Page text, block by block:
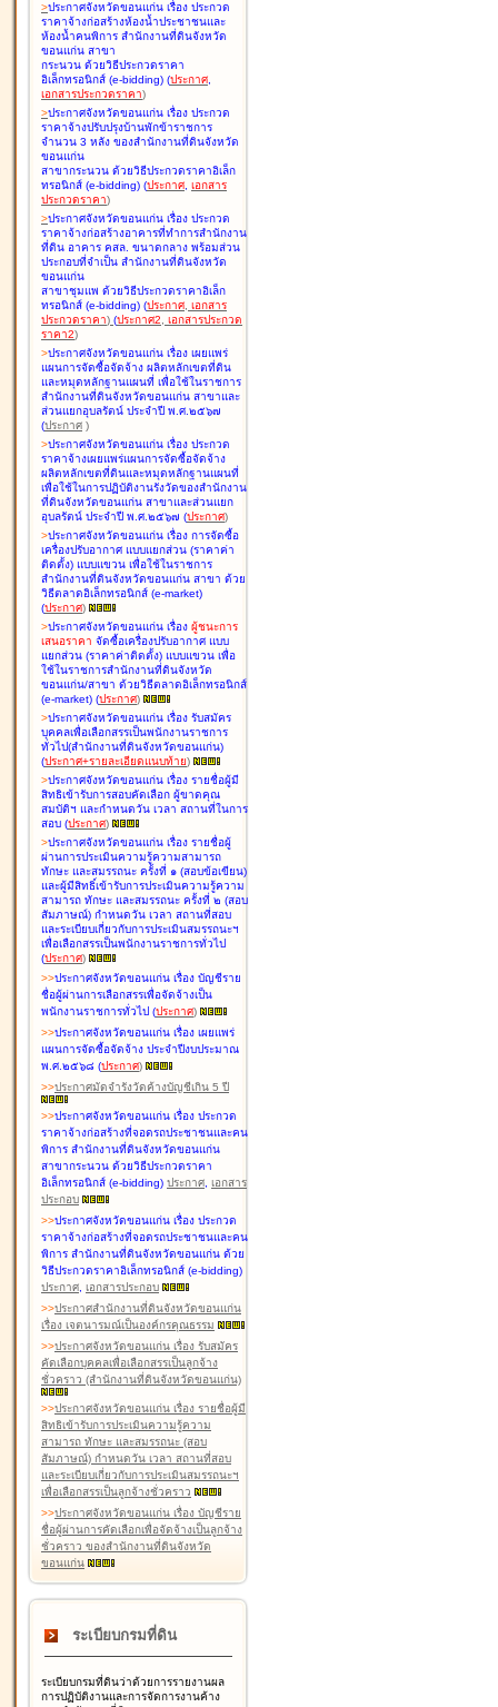
>ประกาศจังหวัดขอนแก่น เรื่อง ประกวด
ราคาจ้างก่อสร้างห้องน้ำประชาชนและ
ห้องน้ำคนพิการ สำนักงานที่ดินจังหวัด
ขอนแก่น สาขา
กระนวน ด้วยวิธีประกวดราคา
อิเล็กทรอนิกส์ (e-bidding) (ประกาศ,
เอกสารประกวดราคา)
>ประกาศจังหวัดขอนแก่น เรื่อง ประกวด
ราคาจ้างปรับปรุงบ้านพักข้าราชการ
จำนวน 3 หลัง ของสำนักงานที่ดินจังหวัด
ขอนแก่น
สาขากระนวน ด้วยวิธีประกวดราคาอิเล็ก
ทรอนิกส์ (e-bidding) (ประกาศ, เอกสาร
ประกวดราคา)
>ประกาศจังหวัดขอนแก่น เรื่อง ประกวด
ราคาจ้างก่อสร้างอาคารที่ทำการสำนักงาน
ที่ดิน อาคาร คสล. ขนาดกลาง พร้อมส่วน
ประกอบที่จำเป็น สำนักงานที่ดินจังหวัด
ขอนแก่น
สาขาชุมแพ ด้วยวิธีประกวดราคาอิเล็ก
ทรอนิกส์ (e-bidding) (ประกาศ, เอกสาร
ประกวดราคา) (ประกาศ2, เอกสารประกวด
ราคา2)
>ประกาศจังหวัดขอนแก่น เรื่อง เผยแพร่
แผนการจัดซื้อจัดจ้าง ผลิตหลักเขตที่ดิน
และหมุดหลักฐานแผนที่ เพื่อใช้ในราชการ
สำนักงานที่ดินจังหวัดขอนแก่น สาขาและ
ส่วนแยกอุบลรัตน์ ประจำปี พ.ศ.๒๕๖๗
(ประกาศ )
>ประกาศจังหวัดขอนแก่น เรื่อง ประกวด
ราคาจ้างเผยแพร่แผนการจัดซื้อจัดจ้าง
ผลิตหลักเขตที่ดินและหมุดหลักฐานแผนที่
เพื่อใช้ในการปฏิบัติงานรังวัดของสำนักงาน
ที่ดินจังหวัดขอนแก่น สาขาและส่วนแยก
อุบลรัตน์ ประจำปี พ.ศ.๒๕๖๗ (ประกาศ)
>ประกาศจังหวัดขอนแก่น เรื่อง การจัดซื้อ
เครื่องปรับอากาศ แบบแยกส่วน (ราคาค่า
ติดตั้ง) แบบแขวน เพื่อใช้ในราชการ
สำนักงานที่ดินจังหวัดขอนแก่น สาขา ด้วย
วิธีตลาดอิเล็กทรอนิกส์ (e-market)
(ประกาศ)
>ประกาศจังหวัดขอนแก่น เรื่อง ผู้ชนะการ
เสนอราคา จัดซื้อเครื่องปรับอากาศ แบบ
แยกส่วน (ราคาค่าติดตั้ง) แบบแขวน เพื่อ
ใช้ในราชการสำนักงานที่ดินจังหวัด
ขอนแก่น/สาขา ด้วยวิธีตลาดอิเล็กทรอนิกส์
(e-market) (ประกาศ)
>ประกาศจังหวัดขอนแก่น เรื่อง รับสมัคร
บุคคลเพื่อเลือกสรรเป็นพนักงานราชการ
ทั่วไป(สำนักงานที่ดินจังหวัดขอนแก่น)
(ประกาศ+รายละเอียดแนบท้าย)
>ประกาศจังหวัดขอนแก่น เรื่อง รายชื่อผู้มี
สิทธิเข้ารับการสอบคัดเลือก ผู้ขาดคุณ
สมบัติฯ และกำหนดวัน เวลา สถานที่ในการ
สอบ (ประกาศ)
>ประกาศจังหวัดขอนแก่น เรื่อง รายชื่อผู้
ผ่านการประเมินความรู้ความสามารถ
ทักษะ และสมรรถนะ ครั้งที่ ๑ (สอบข้อเขียน)
และผู้มีสิทธิ์เข้ารับการประเมินความรู้ความ
สามารถ ทักษะ และสมรรถนะ ครั้งที่ ๒ (สอบ
สัมภาษณ์) กำหนดวัน เวลา สถานที่สอบ
และระเบียบเกี่ยวกับการประเมินสมรรถนะฯ
เพื่อเลือกสรรเป็นพนักงานราชการทั่วไป
(ประกาศ)
>>ประกาศจังหวัดขอนแก่น เรื่อง บัญชีราย
ชื่อผู้ผ่านการเลือกสรรเพื่อจัดจ้างเป็น
พนักงานราชการทั่วไป (ประกาศ)
>>ประกาศจังหวัดขอนแก่น เรื่อง เผยแพร่
แผนการจัดซื้อจัดจ้าง ประจำปีงบประมาณ
พ.ศ.๒๕๖๘ (ประกาศ)
>>ประกาศมัดจำรังวัดค้างบัญชีเกิน 5 ปี
>>ประกาศจังหวัดขอนแก่น เรื่อง ประกวด
ราคาจ้างก่อสร้างที่จอดรถประชาชนและคน
พิการ สำนักงานที่ดินจังหวัดขอนแก่น
สาขากระนวน ด้วยวิธีประกวดราคา
อิเล็กทรอนิกส์ (e-bidding) ประกาศ, เอกสาร
ประกอบ
>>ประกาศจังหวัดขอนแก่น เรื่อง ประกวด
ราคาจ้างก่อสร้างที่จอดรถประชาชนและคน
พิการ สำนักงานที่ดินจังหวัดขอนแก่น ด้วย
วิธีประกวดราคาอิเล็กทรอนิกส์ (e-bidding)
ประกาศ, เอกสารประกอบ
>>ประกาศสำนักงานที่ดินจังหวัดขอนแก่น
เรื่อง เจตนารมณ์เป็นองค์กรคุณธรรม
>>ประกาศจังหวัดขอนแก่น เรื่อง รับสมัคร
คัดเลือกบุคคลเพื่อเลือกสรรเป็นลูกจ้าง
ชั่วคราว (สำนักงานที่ดินจังหวัดขอนแก่น)
>>ประกาศจังหวัดขอนแก่น เรื่อง รายชื่อผู้มี
สิทธิเข้ารับการประเมินความรู้ความ
สามารถ ทักษะ และสมรรถนะ (สอบ
สัมภาษณ์) กำหนดวัน เวลา สถานที่สอบ
และระเบียบเกี่ยวกับการประเมินสมรรถนะฯ
เพื่อเลือกสรรเป็นลูกจ้างชั่วคราว
>>ประกาศจังหวัดขอนแก่น เรื่อง บัญชีราย
ชื่อผู้ผ่านการคัดเลือกเพื่อจัดจ้างเป็นลูกจ้าง
ชั่วคราว ของสำนักงานที่ดินจังหวัด
ขอนแก่น
ระเบียบกรมที่ดิน
ระเบียบกรมที่ดินว่าด้วยการรายงานผล
การปฏิบัติงานและการจัดการงานค้าง